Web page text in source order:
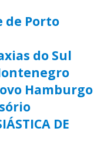
de Porto
do Sul
Hamburgo
DE